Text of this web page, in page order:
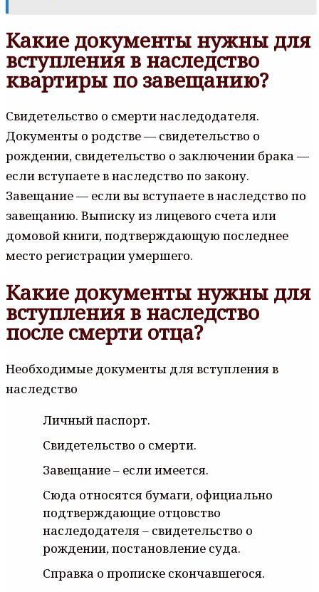
Какие документы нужны для
вступления в наследство
квартиры по завещанию?
Свидетельство о смерти наследодателя.
Документы о родстве — свидетельство о
рождении, свидетельство о заключении брака —
если вступаете в наследство по закону.
Завещание — если вы вступаете в наследство по
завещанию. Выписку из лицевого счета или
домовой книги, подтверждающую последнее
место регистрации умершего.
Какие документы нужны для
вступления в наследство
после смерти отца?
Необходимые документы для вступления в
наследство
Личный паспорт.
Свидетельство о смерти.
Завещание – если имеется.
Сюда относятся бумаги, официально
подтверждающие отцовство
наследодателя – свидетельство о
рождении, постановление суда.
Справка о прописке скончавшегося.